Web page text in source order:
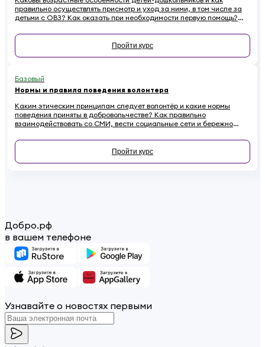
правильно осуществлять присмотр и уход за ними, в том числе за
детьми с ОВЗ? Как оказать при необходимости первую помощь?
добровольцев, работающих с детьми
Пройти курс
Базовый
Нормы и правила поведения волонтера
Каким этическим принципам следует волонтёр и какие нормы
поведения приняты в добровольчестве? Как правильно
взаимодействовать со СМИ, вести социальные сети и бережно
репутации? Если вы хотите стать осознанным и ответственным
волонтёром, этот онлайн-курс для вас.
Пройти курс
Добро.рф
в вашем телефоне
Узнавайте о новостях первыми